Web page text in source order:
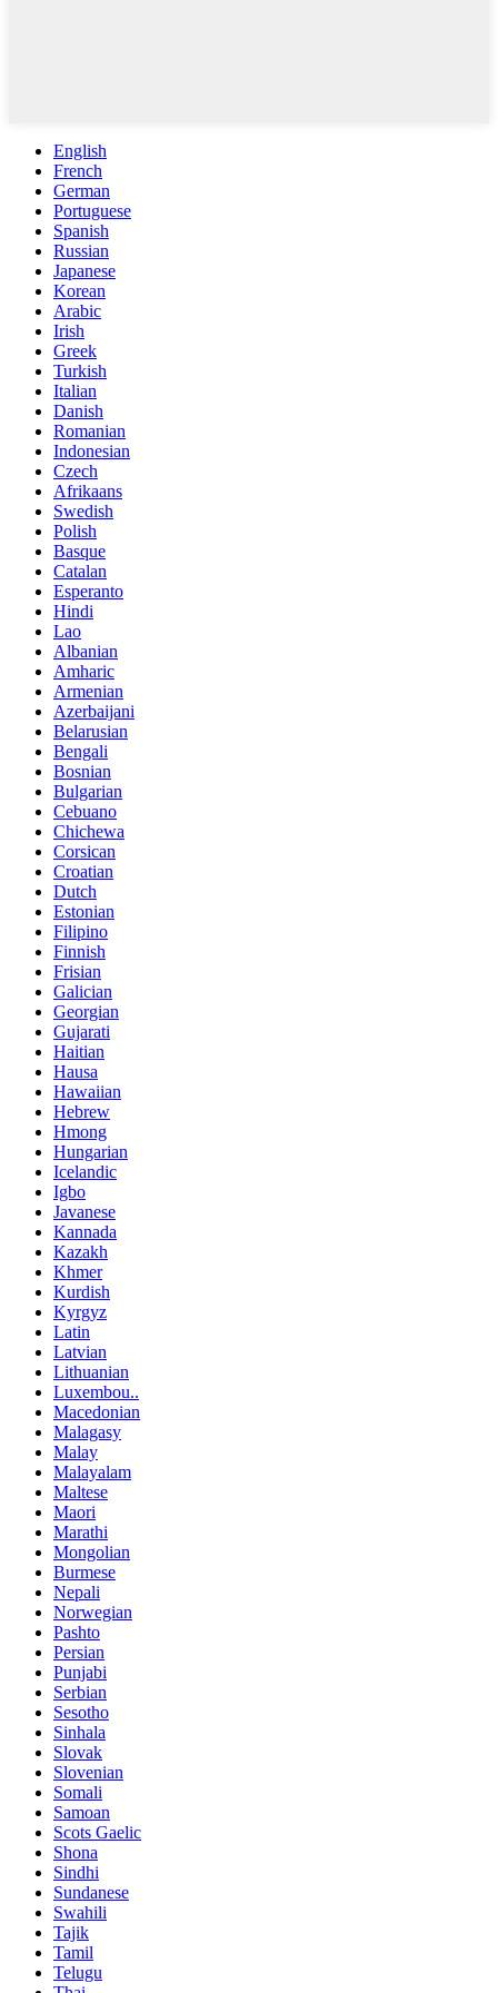
English
French
German
Portuguese
Spanish
Russian
Japanese
Korean
Arabic
Irish
Greek
Turkish
Italian
Danish
Romanian
Indonesian
Czech
Afrikaans
Swedish
Polish
Basque
Catalan
Esperanto
Hindi
Lao
Albanian
Amharic
Armenian
Azerbaijani
Belarusian
Bengali
Bosnian
Bulgarian
Cebuano
Chichewa
Corsican
Croatian
Dutch
Estonian
Filipino
Finnish
Frisian
Galician
Georgian
Gujarati
Haitian
Hausa
Hawaiian
Hebrew
Hmong
Hungarian
Icelandic
Igbo
Javanese
Kannada
Kazakh
Khmer
Kurdish
Kyrgyz
Latin
Latvian
Lithuanian
Luxembou..
Macedonian
Malagasy
Malay
Malayalam
Maltese
Maori
Marathi
Mongolian
Burmese
Nepali
Norwegian
Pashto
Persian
Punjabi
Serbian
Sesotho
Sinhala
Slovak
Slovenian
Somali
Samoan
Scots Gaelic
Shona
Sindhi
Sundanese
Swahili
Tajik
Tamil
Telugu